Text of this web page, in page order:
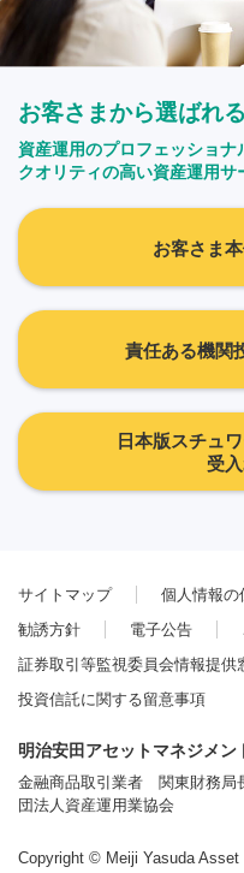
お客さまから選ばれ
資産運用のプロフェッショナ
クオリティの高い資産運用サ
お客さま
責任ある機関
日本版スチュ
受
サイトマップ
個人情報の
勧誘方針
電子公告
証券取引等監視委員会情報提供
投資信託に関する留意事項
明治安田アセットマネジメン
金融商品取引業者 関東財務局
団法人資産運用業協会
Copyright © Meiji Yasuda